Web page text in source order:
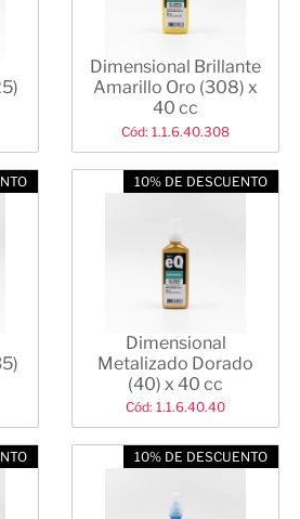
Dimensional Brillante
Amarillo Oro (308) x
40 cc
Cód: 1.1.6.40.308
10% DE DESCUENTO
Dimensional
Metalizado Dorado
(40) x 40 cc
Cód: 1.1.6.40.40
10% DE DESCUENTO